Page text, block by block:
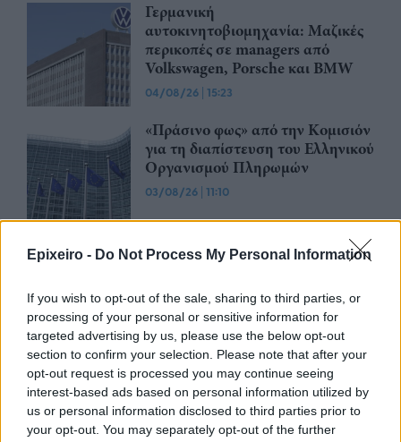
Epixeiro - Do Not Process My Personal Information
If you wish to opt-out of the sale, sharing to third parties, or
processing of your personal or sensitive information for
targeted advertising by us, please use the below opt-out
section to confirm your selection. Please note that after your
opt-out request is processed you may continue seeing
interest-based ads based on personal information utilized by
us or personal information disclosed to third parties prior to
your opt-out. You may separately opt-out of the further
Γερμανική
αυτοκινητοβιομηχανία: Μαζικές
περικοπές σε managers από
Volkswagen, Porsche και BMW
04/08/26 | 15:23
«Πράσινο φως» από την Κομισιόν
για τη διαπίστευση του Ελληνικού
Οργανισμού Πληρωμών
03/08/26 | 11:10
ING: Ενίσχυση κερδών κατά 16%
στα 1,95 δισ. ευρώ το δεύτερο
προβλέψεις της αγοράς
30/07/26
Η Revolut και η OpenAI
συνεργάζονται ώστε να φέρουν
το ChatGPT Go σε εκατομμύρια
πελάτες